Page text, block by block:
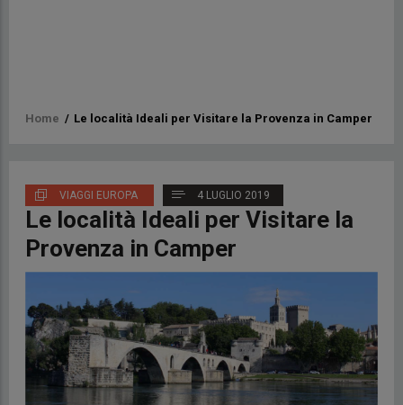
Briciole
pane
Home / Le località Ideali per Visitare la Provenza in Camper
VIAGGI EUROPA 4 LUGLIO 2019
Le località Ideali per Visitare la
Provenza in Camper